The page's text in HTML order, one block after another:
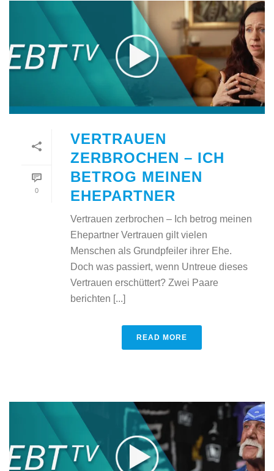
0
VERTRAUEN
ZERBROCHEN – ICH
BETROG MEINEN
EHEPARTNER
Vertrauen zerbrochen – Ich betrog meinen
Ehepartner Vertrauen gilt vielen
Menschen als Grundpfeiler ihrer Ehe.
Doch was passiert, wenn Untreue dieses
Vertrauen erschüttert? Zwei Paare
berichten [...]
READ MORE